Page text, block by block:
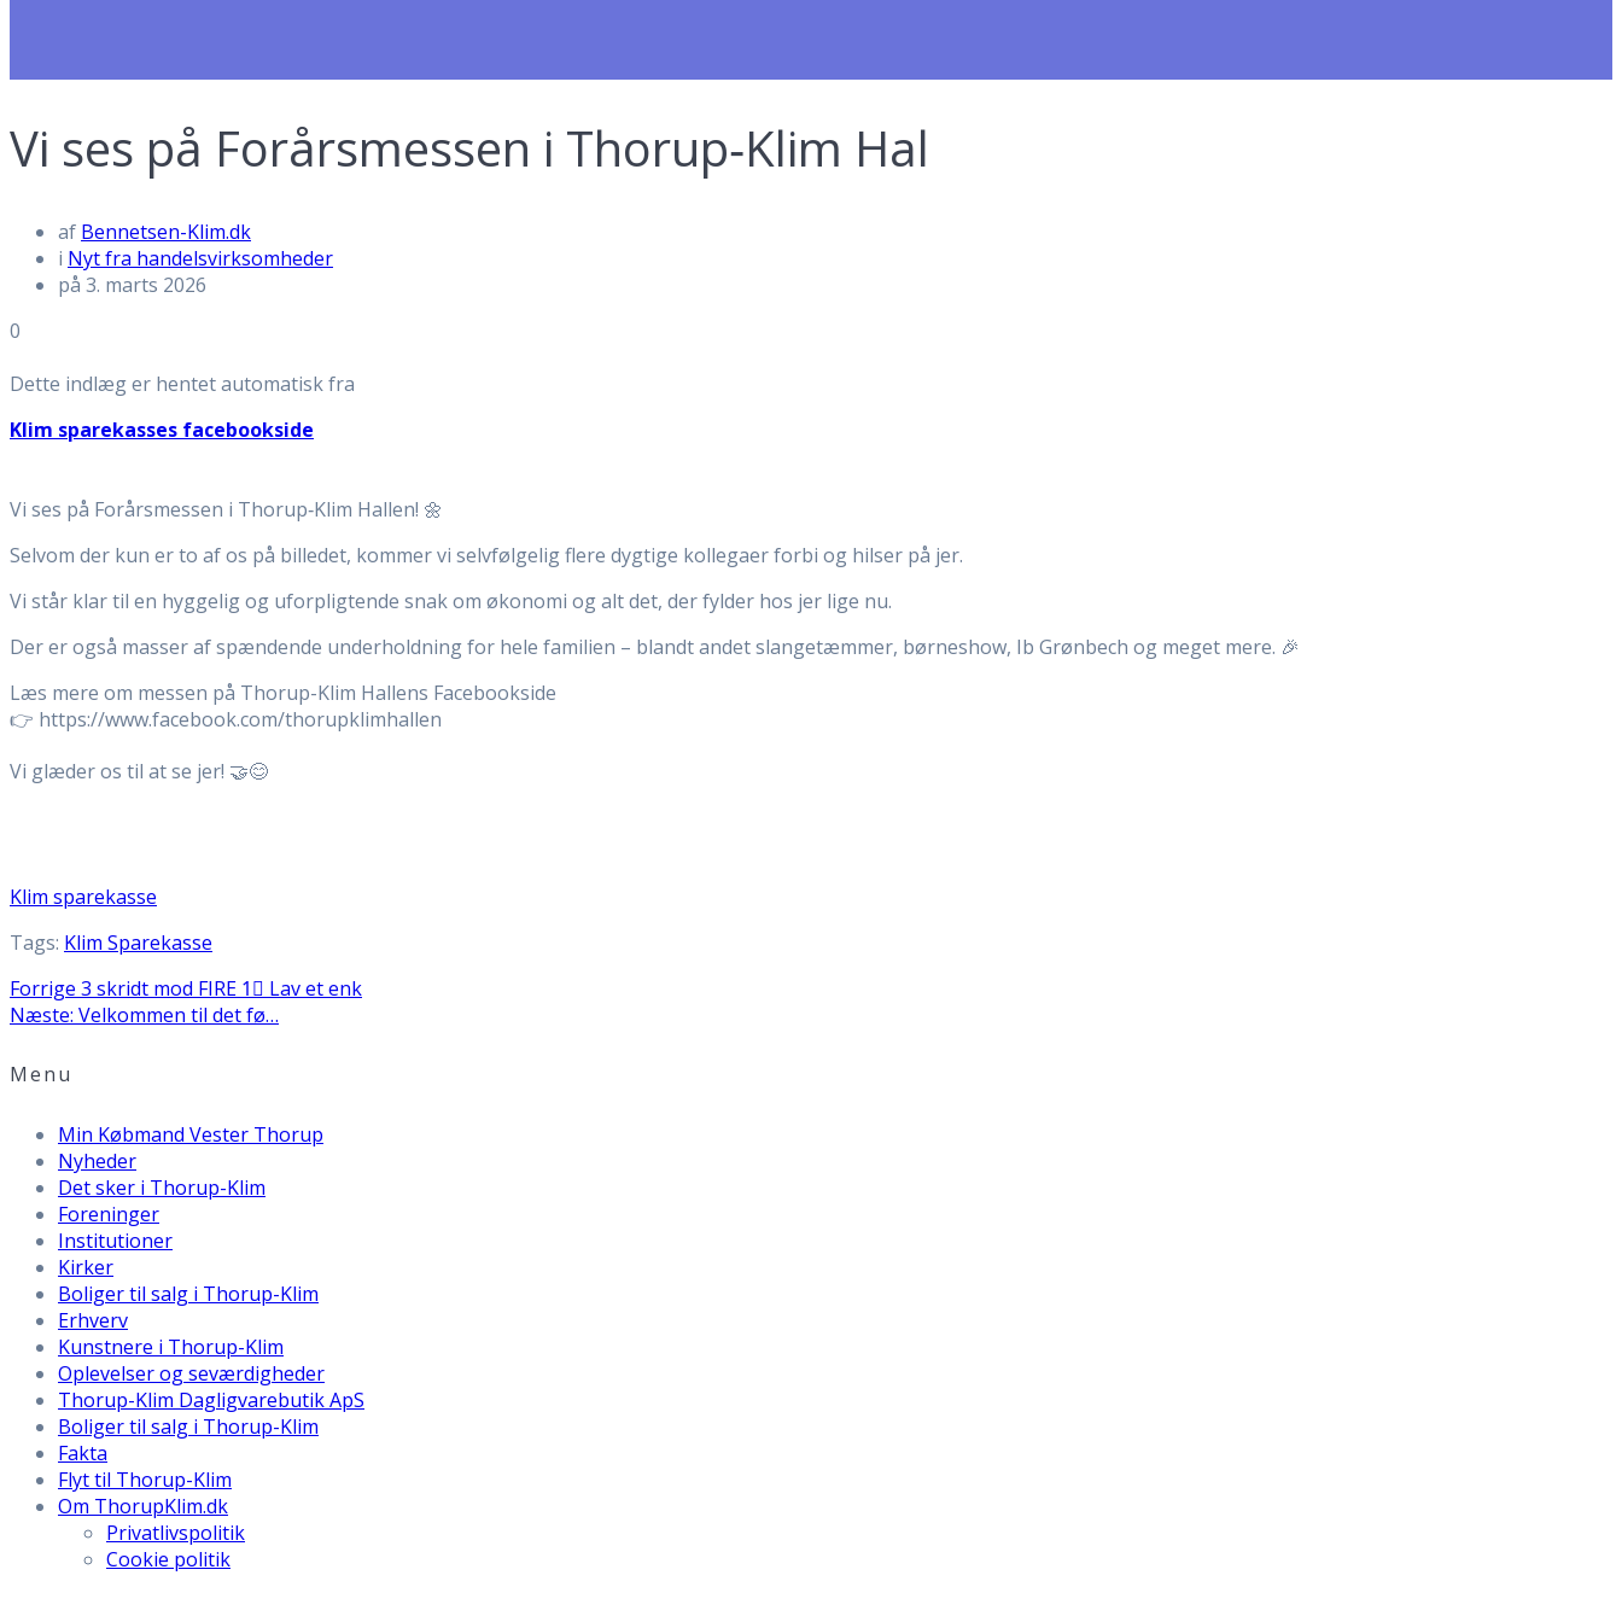
Vi ses på Forårsmessen i Thorup‑Klim Hal
af Bennetsen-Klim.dk
i Nyt fra handelsvirksomheder
på 3. marts 2026
0
Dette indlæg er hentet automatisk fra
Klim sparekasses facebookside
Vi ses på Forårsmessen i Thorup‑Klim Hallen! 🌼
Selvom der kun er to af os på billedet, kommer vi selvfølgelig flere dygtige kollegaer forbi og hilser på jer.
Vi står klar til en hyggelig og uforpligtende snak om økonomi og alt det, der fylder hos jer lige nu.
Der er også masser af spændende underholdning for hele familien – blandt andet slangetæmmer, børneshow, Ib Grønbech og meget mere. 🎉
Læs mere om messen på Thorup-Klim Hallens Facebookside
👉 https://www.facebook.com/thorupklimhallen
Vi glæder os til at se jer! 🤝😊
Klim sparekasse
Tags: Klim Sparekasse
Indlægsnavigation
Forrige Forrige
indlæg:
3 skridt mod FIRE 1⃣ Lav et enk
Næste: Næste
Velkommen til det fø…
Menu
Min Købmand Vester Thorup
Nyheder
Det sker i Thorup-Klim
Foreninger
Institutioner
Kirker
Boliger til salg i Thorup-Klim
Erhverv
Kunstnere i Thorup-Klim
Oplevelser og seværdigheder
Thorup-Klim Dagligvarebutik ApS
Boliger til salg i Thorup-Klim
Fakta
Flyt til Thorup-Klim
Om ThorupKlim.dk
Privatlivspolitik
Cookie politik